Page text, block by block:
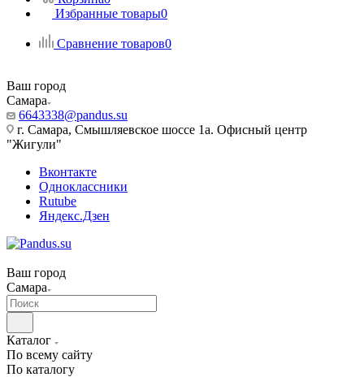
Избранные товары0
Сравнение товаров0
Ваш город
Самара
6643338@pandus.su
г. Самара, Смышляевское шоссе 1а. Офисный центр
"Жигули"
Вконтакте
Одноклассники
Rutube
Яндекс.Дзен
Ваш город
Самара
Каталог
По всему сайту
По каталогу